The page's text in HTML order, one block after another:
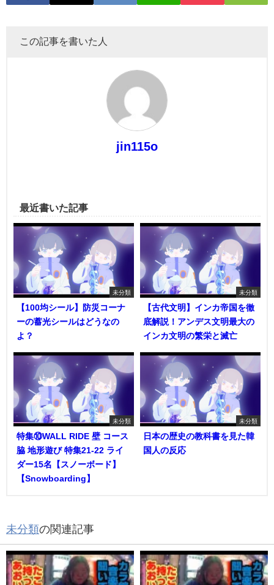
この記事を書いた人
jin115o
最近書いた記事
未分類
【100均シール】防災コーナ
ーの蓄光シールはどうなの
よ？
未分類
【古代文明】インカ帝国を徹
底解説！アンデス文明最大の
インカ文明の繁栄と滅亡
未分類
特集⑩WALL RIDE 壁 コース
脇 地形遊び 特集21-22 ライ
ダー15名【スノーボード】
【Snowboarding】
未分類
日本の歴史の教科書を見た韓
国人の反応
未分類の関連記事